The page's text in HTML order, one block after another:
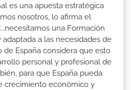
es una apuesta estratégica
nosotros, lo afirma el
una Formación
a las necesidades de
de España considera que esto
personal y profesional de
para que España pueda
crecimiento económico y